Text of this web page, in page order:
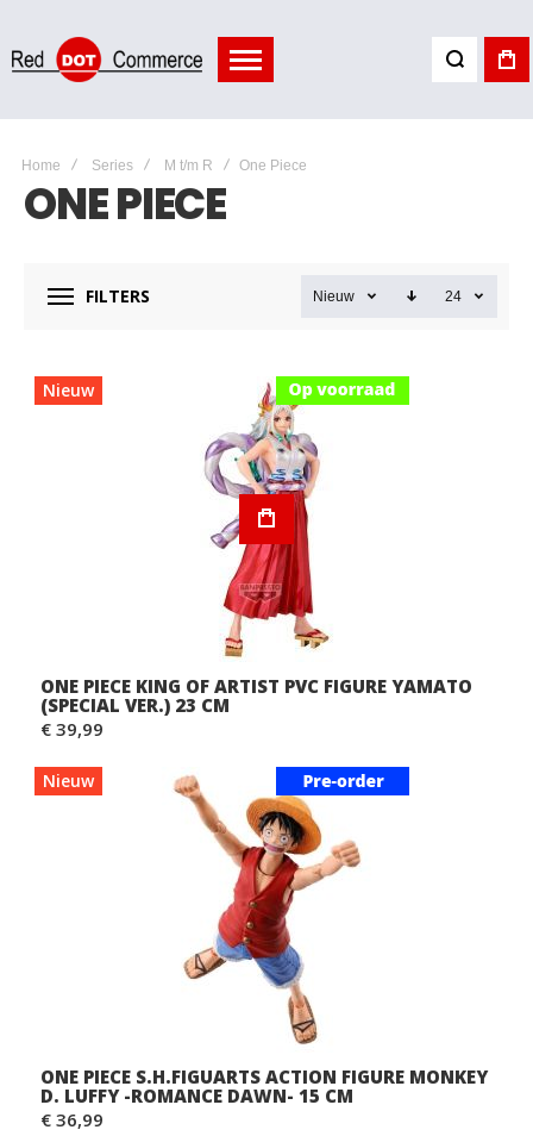
Home Series M t/m R One Piece
ONE PIECE
FILTERS Nieuw 24
Nieuw
ONE PIECE KING OF ARTIST PVC FIGURE YAMATO
(SPECIAL VER.) 23 CM
€ 39,99
Nieuw
ONE PIECE S.H.FIGUARTS ACTION FIGURE MONKEY
D. LUFFY -ROMANCE DAWN- 15 CM
€ 36,99